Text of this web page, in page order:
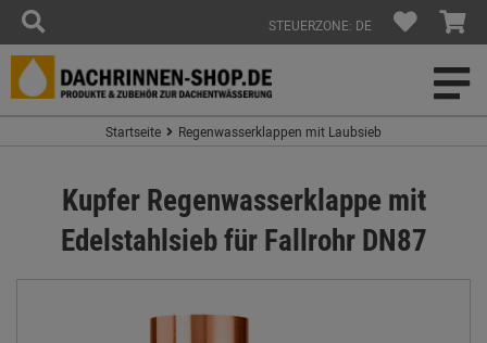
STEUERZONE: DE
Startseite Regenwasserklappen mit Laubsieb
Kupfer Regenwasserklappe mit
Edelstahlsieb für Fallrohr DN87